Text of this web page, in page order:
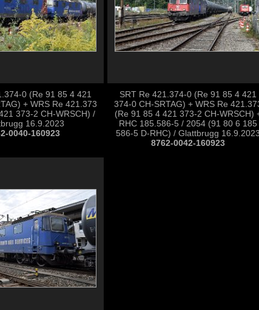
0 (Re 91 85 4 421
+ WRS Re 421.373
373-2 CH-WRSCH) /
16.9.2023
0040-160923
SRT Re 421.374-0 (Re 91 85 4 421
374-0 CH-SRTAG) + WRS Re
(Re 91 85 4 421 373-2 CH-WRSCH)
RHC 185.586-5 / 2054 (91 80 6 185
586-5 D-RHC) / Glattbrugg
8762-0042-160923